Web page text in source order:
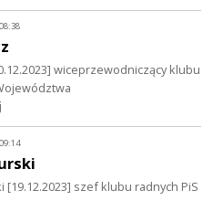
wiceprzewodniczący klubu
[19.12.2023] szef klubu radnych PiS